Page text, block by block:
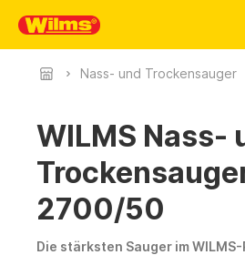
Nass- und Trockensauger
WILMS Nass-
2700/50
Die stärksten Sauger im